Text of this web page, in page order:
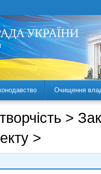
Очищення
>
>